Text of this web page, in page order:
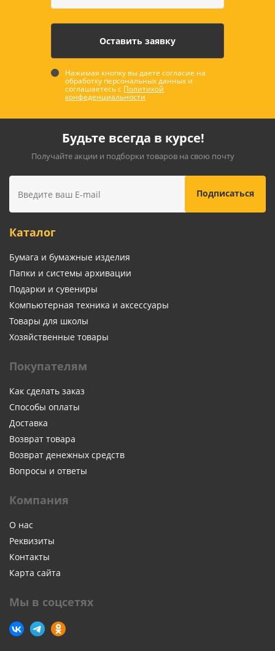
Нажимая кнопку вы даете согласие на
обработку персональных данных и
соглашаетесь с Политикой
конфеденциальности
Будьте всегда в курсе!
Получайте акции и подборки товаров на свою почту
Каталог
Бумага и бумажные изделия
Папки и системы архивации
Подарки и сувениры
Компьютерная техника и аксессуары
Товары для школы
Хозяйственные товары
Покупателям
Как сделать заказ
Способы оплаты
Доставка
Возврат товара
Возврат денежных средств
Вопросы и ответы
Компания
О нас
Реквизиты
Контакты
Карта сайта
Мы в соцсетях